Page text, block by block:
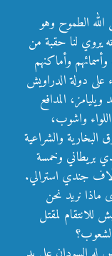
الطموح وهو
يروي لنا حقبة من
وأسمائهم وأماكنهم
على دولة الدراويش
المدافع
واشوب،
البخارية والشراعية
بريطاني وخمسة
جندي استرالي.
ماذا نريد نحن
للانتقام لمقتل